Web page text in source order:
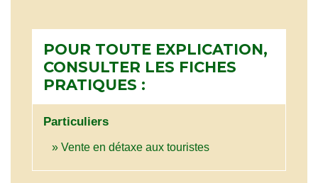
POUR TOUTE EXPLICATION,
CONSULTER LES FICHES
PRATIQUES :
Particuliers
Vente en détaxe aux touristes